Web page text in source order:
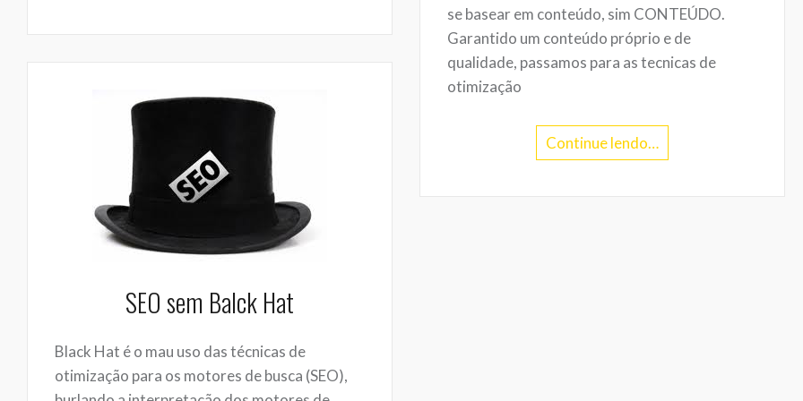
se basear em conteúdo, sim CONTEÚDO.
Garantido um conteúdo próprio e de
qualidade, passamos para as tecnicas de
otimização
Continue lendo…
SEO sem Balck Hat
Black Hat é o mau uso das técnicas de
otimização para os motores de busca (SEO),